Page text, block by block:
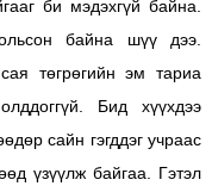
би мэдэхгүй байна.
байна шүү дээ.
төгрөгийн эм тариа
Бид хүүхдээ
сайн гэгддэг учраас
үзүүлж байгаа. Гэтэл